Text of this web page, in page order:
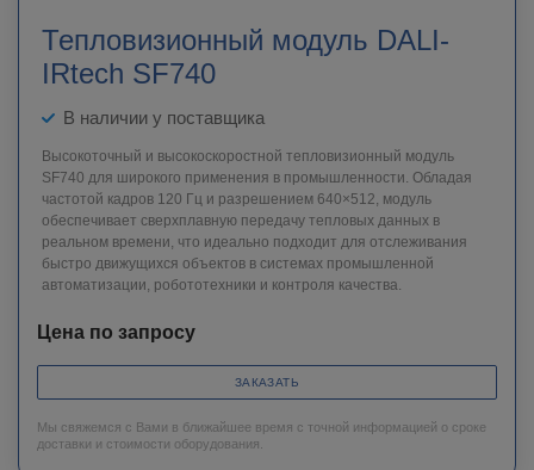
Тепловизионный модуль DALI-
IRtech SF740
В наличии у поставщика
Высокоточный и высокоскоростной тепловизионный модуль
SF740 для широкого применения в промышленности. Обладая
частотой кадров 120 Гц и разрешением 640×512, модуль
обеспечивает сверхплавную передачу тепловых данных в
реальном времени, что идеально подходит для отслеживания
быстро движущихся объектов в системах промышленной
автоматизации, робототехники и контроля качества.
Цена по запросу
ЗАКАЗАТЬ
Мы свяжемся с Вами в ближайшее время с точной информацией о сроке
доставки и стоимости оборудования.